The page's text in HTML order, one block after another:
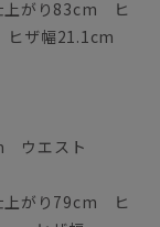
上がり83cm ヒ
ザ幅21.1cm
ウエスト
上がり79cm ヒ